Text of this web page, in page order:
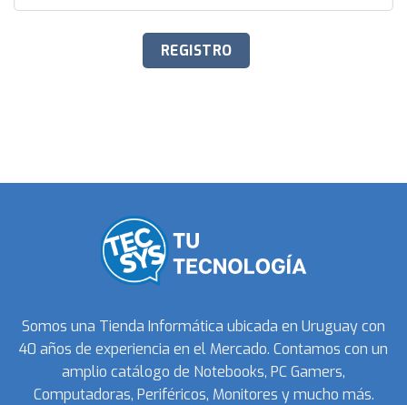
Somos una Tienda Informática ubicada en Uruguay con
40 años de experiencia en el Mercado. Contamos con un
amplio catálogo de Notebooks, PC Gamers,
Computadoras, Periféricos, Monitores y mucho más.